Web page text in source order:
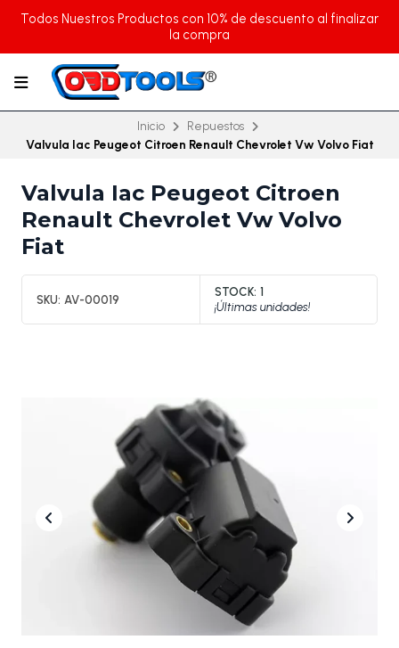
Todos Nuestros Productos con 10% de descuento al finalizar
la compra
Inicio
Repuestos
Valvula Iac Peugeot Citroen Renault Chevrolet Vw Volvo Fiat
Valvula Iac Peugeot Citroen
Renault Chevrolet Vw Volvo
Fiat
SKU: AV-00019
STOCK: 1
¡Últimas unidades!